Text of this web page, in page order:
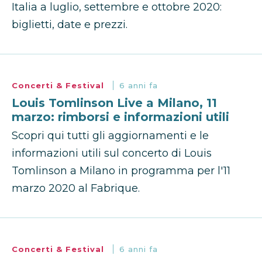
Italia a luglio, settembre e ottobre 2020:
biglietti, date e prezzi.
Concerti & Festival 6 anni fa
Louis Tomlinson Live a Milano, 11
marzo: rimborsi e informazioni utili
Scopri qui tutti gli aggiornamenti e le
informazioni utili sul concerto di Louis
Tomlinson a Milano in programma per l'11
marzo 2020 al Fabrique.
Concerti & Festival 6 anni fa